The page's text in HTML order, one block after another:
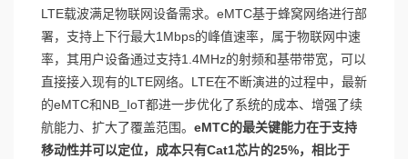
LTE载波满足物联网设备需求。eMTC基于蜂窝网络进行部
署，支持上下行最大1Mbps的峰值速率，属于物联网中速
率，其用户设备通过支持1.4MHz的射频和基带带宽，可以
直接接入现有的LTE网络。LTE在不断演进的过程中，最新
的eMTC和NB_IoT都进一步优化了系统的成本、增强了续
航能力、扩大了覆盖范围。 eMTC的最关键能力在于支持
移动性并可以定位，成本只有Cat1芯片的25%，相比于